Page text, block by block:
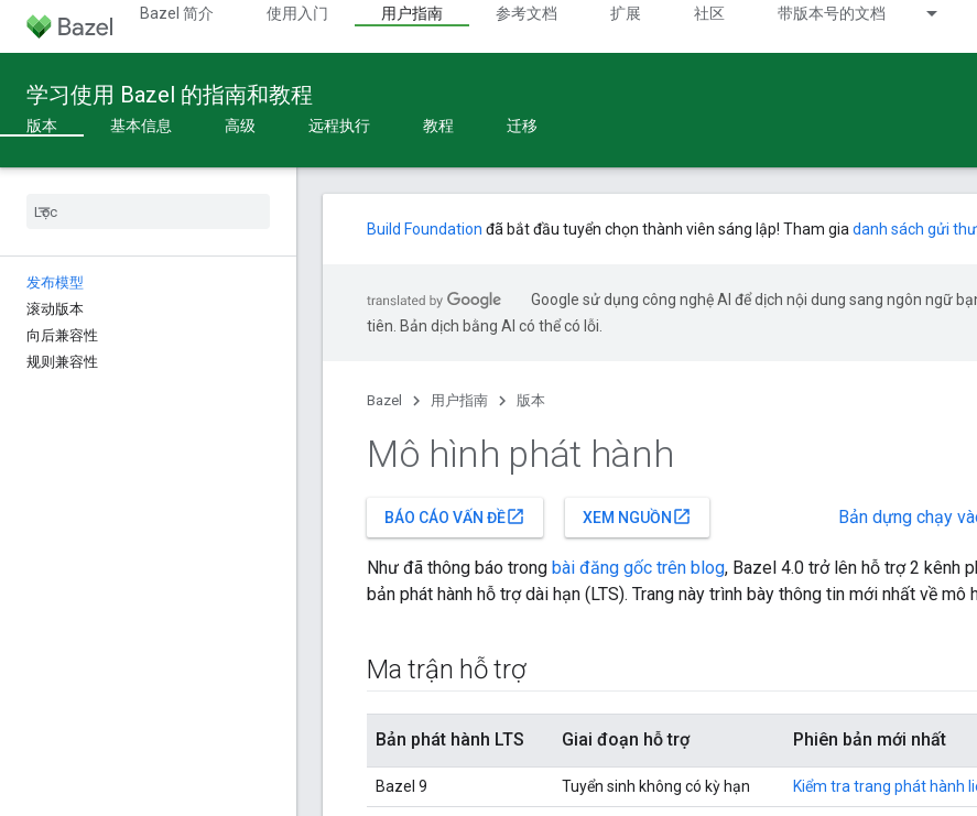
Bazel 简介 使用入门 用户指南 参考文档 扩展 社区 带版本号的文档
学习使用 Bazel 的指南和教程
版本 基本信息 高级 远程执行 教程 迁移
发布模型
滚动版本
向后兼容性
规则兼容性
Build Foundation đã bắt đầu tuyển chọn thành viên sáng lập! Tham gia danh sách gửi thư
Google sử dụng công nghệ AI để dịch nội dung sang ngôn ngữ
tiên. Bản dịch bằng AI có thể có lỗi.
Bazel 用户指南 版本
Mô hình phát hành
BÁO CÁO VẤN ĐỀopen_in_new XEM NGUỒN open_in_new Bản dựng chạy
Như đã thông báo trong bài đăng gốc trên blog, Bazel 4.0 trở lên hỗ trợ 2 kênh
bản phát hành hỗ trợ dài hạn (LTS). Trang này trình bày thông tin mới nhất về mô
Ma trận hỗ trợ
Bản phát hành LTS Giai đoạn hỗ trợ Phiên bản mới nhất
Bazel 9 Tuyển sinh không có kỳ hạn Kiểm tra trang phát hành